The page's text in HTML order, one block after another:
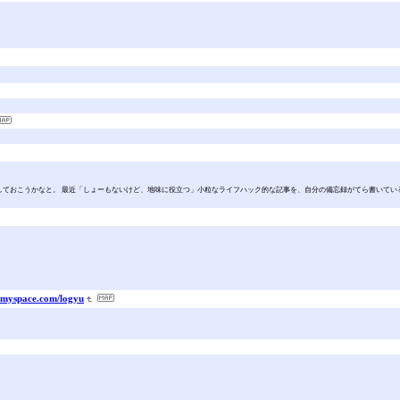
おこうかなと。 最近「しょーもないけど、地味に役立つ」小粒なライフハック的な記事を、自分の備忘録がてら書いて
logyu